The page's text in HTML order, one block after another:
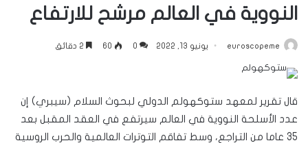
النووية في العالم مرشح للارتفاع
euroscopeme يونيو 13, 2022 0
60
قال تقرير لمعهد ستوكهولم الدولي لبحوث السلام (سيبري) إن
عدد الأسلحة النووية في العالم سيرتفع في العقد المقبل بعد
35 عاما من التراجع، وسط تفاقم التوترات العالمية والحرب الروسية